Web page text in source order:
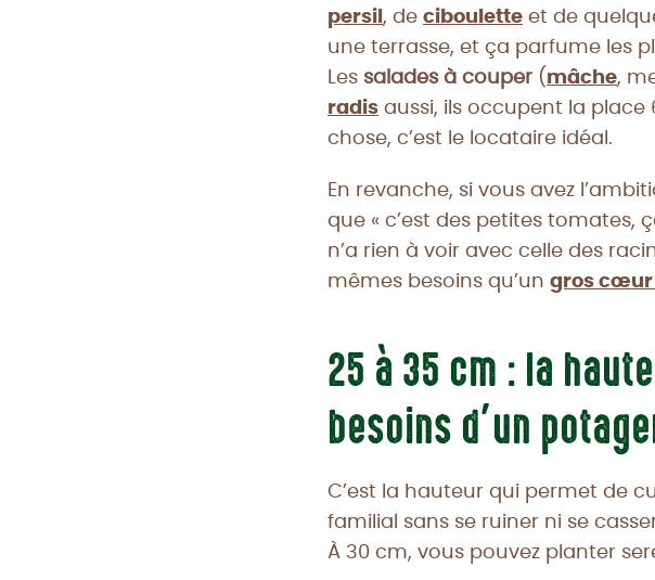
persil , de ciboulette et de
une terrasse, et ça parfume les
Les salades à couper ( mâche,
radis aussi, ils occupent la place
chose, c’est le locataire idéal.
En revanche, si vous avez
que « c’est des petites tomates,
n’a rien à voir avec celle des
mêmes besoins qu’un gros
25 à 35 cm : la
besoins d’un
C’est la hauteur qui permet de
familial sans se ruiner ni se
À 30 cm, vous pouvez planter